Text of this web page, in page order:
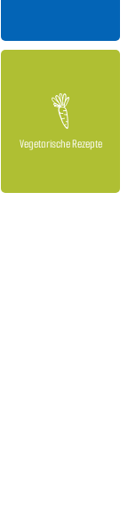
Vegetarische Rezepte